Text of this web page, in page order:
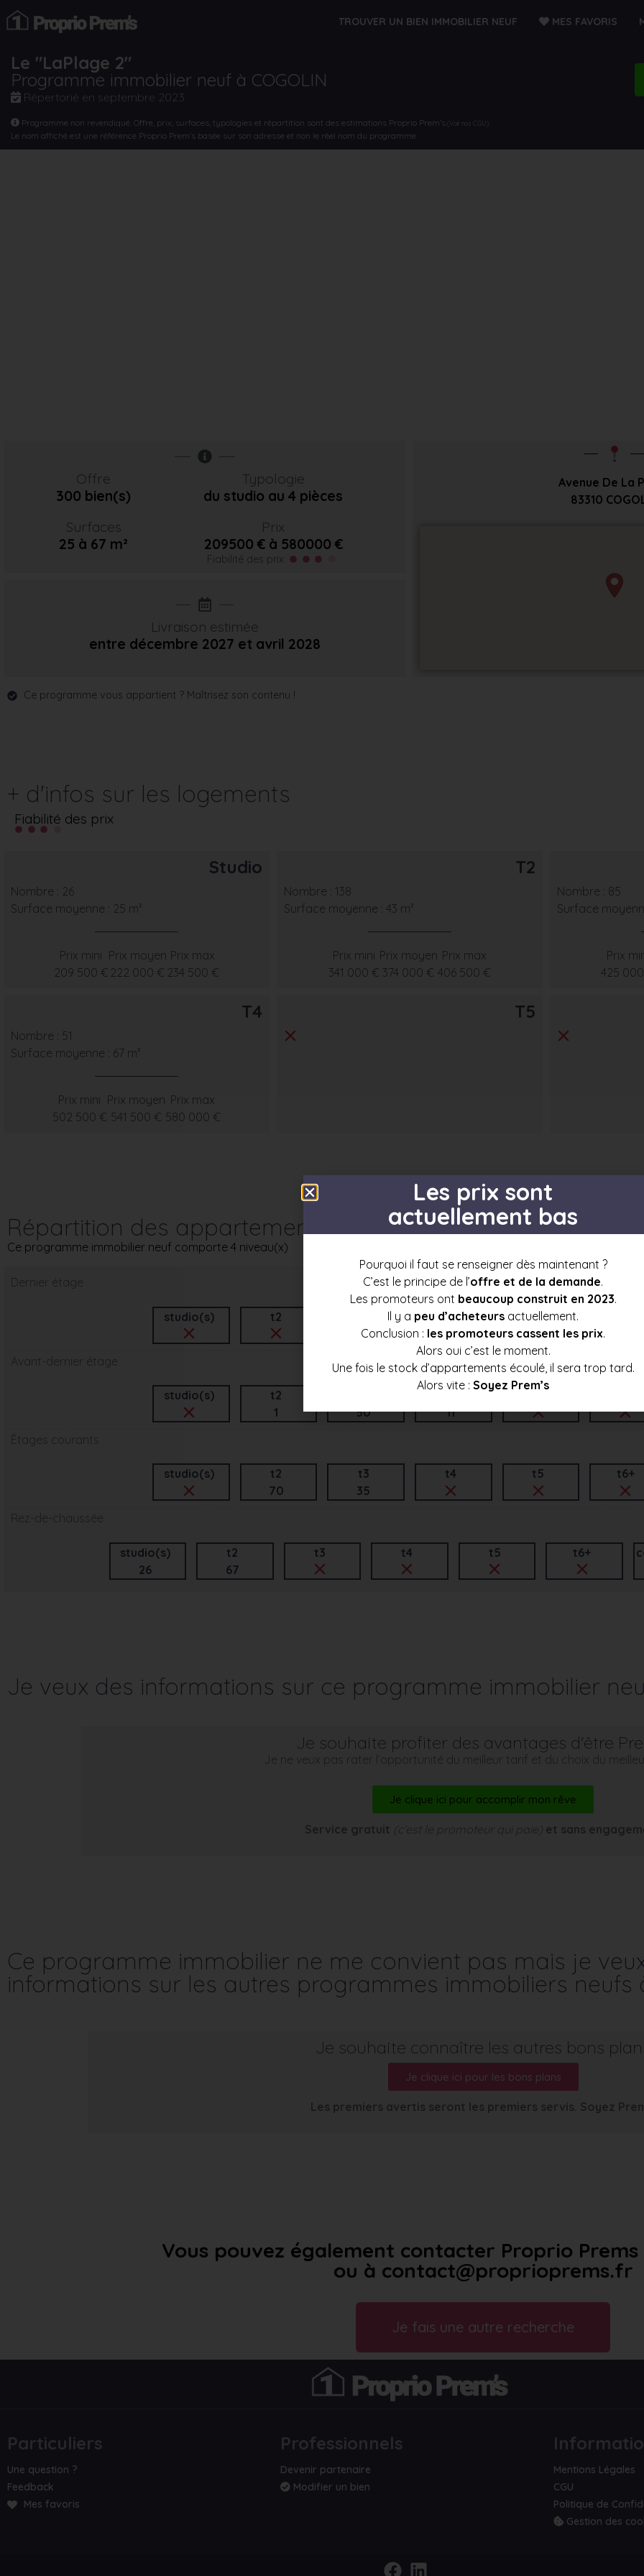
TROUVER UN BIEN IMMOBILIER NEUF MES FAVORIS
Le "LaPlage 2"
Programme immobilier neuf à COGOLIN
Répertorié en septembre 2023
Programme non revendiqué. Offre, prix, surfaces, typologies et répartition sont des estimations Proprio Prem’s (Voir nos CGU)
Le nom affiché est une référence Proprio Prem’s basée sur son adresse et non le réel nom du programme.
Offre
300 bien(s)
Typologie
du studio au 4 pièces
Surfaces
25 à 67 m²
Prix
209500 € à 580000 €
Fiabilité des prix
Livraison estimée
entre décembre 2027 et avril 2028
Avenue De La
83310
Ce programme vous appartient ? Maîtrisez son contenu !
+ d'infos sur les logements
Fiabilité des prix
Studio
Nombre : 26
Surface moyenne : 25 m²
Prix mini
209 500 €
Prix moyen
222 000 €
Prix max
234 500 €
T2
Nombre : 138
Surface moyenne : 43 m²
Prix mini
341 000 €
Prix moyen
374 000 €
Prix max
406 500 €
Nombre : 85
Surface
Prix
425
T4
Nombre : 51
Surface moyenne : 67 m²
Prix mini
502 500 €
Prix moyen
541 500 €
Prix max
580 000 €
T5
Répartition des appartements par étage
Ce programme immobilier neuf comporte 4 niveau(x)
Dernier étage
studio(s) t2
t4
40
t5
Avant-dernier étage
studio(s)
t2
1
50
11
Étages courants
studio(s)
t2
70
t3
35
t4 t5 t6+
Rez-de-chaussée
studio(s)
26
t2
67
t3 t4 t5 t6+
Je veux des informations sur ce programme immobilier
Je souhaite profiter des avantages d'être
Je ne veux pas rater l’opportunité du meilleur tarif et du choix du
Je clique ici pour accomplir mon rêve
Service gratuit (c’est le promoteur qui paie) et sans
Ce programme immobilier ne me convient pas mais je
informations sur les autres programmes immobiliers neufs
Je souhaite connaître les autres bons
Je clique ici pour les bons plans
Les premiers avertis seront les premiers servis. Soyez
Vous pouvez également contacter Proprio Prems
ou à contact@proprioprems.fr
Je fais une autre recherche
Particuliers
Une question ?
Feedback
Mes favoris
Professionnels
Devenir partenaire
Modifier un bien
Mentions Légales
CGU
Politique de
Gestion des
Les prix sont
actuellement bas
Pourquoi il faut se renseigner dès maintenant ?
C’est le principe de l’offre et de la demande.
Les promoteurs ont beaucoup construit en 2023.
Il y a peu d’acheteurs actuellement.
Conclusion : les promoteurs cassent les prix.
Alors oui c’est le moment.
Une fois le stock d’appartements écoulé, il sera trop tard.
Alors vite : Soyez Prem’s